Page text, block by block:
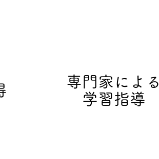
専門家による
学習指導